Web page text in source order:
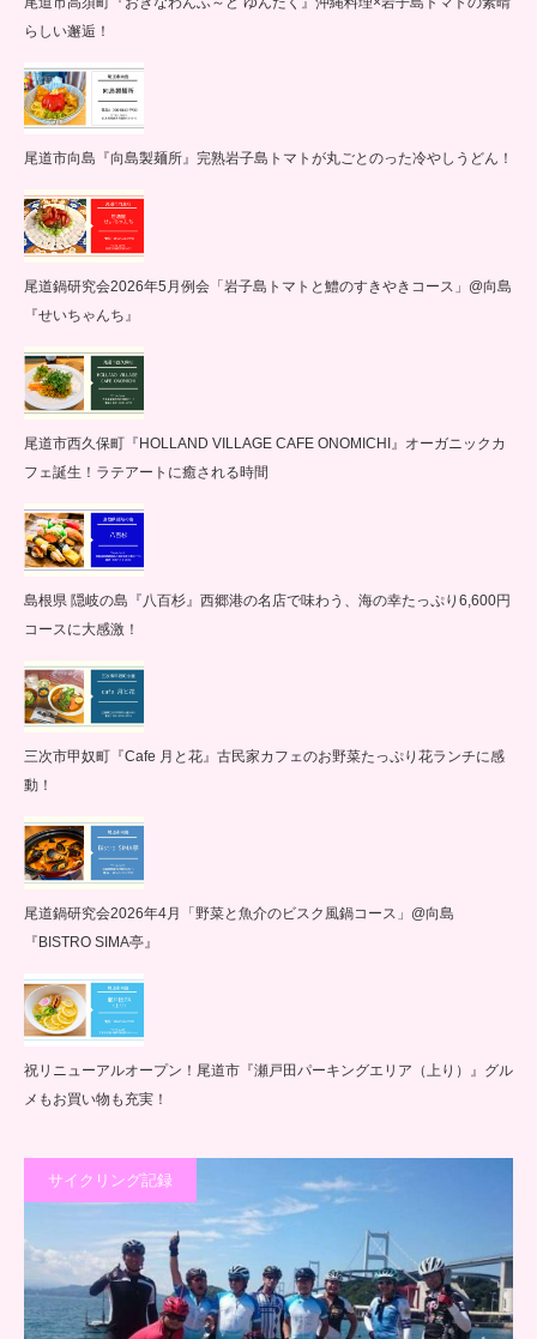
らしい邂逅！
尾道市向島『向島製麺所』完熟岩子島トマトが丸ごとのった冷やしうどん！
尾道鍋研究会2026年5月例会「岩子島トマトと鱧のすきやきコース」@向島
『せいちゃんち』
尾道市西久保町『HOLLAND VILLAGE CAFE ONOMICHI』オーガニックカ
フェ誕生！ラテアートに癒される時間
島根県 隠岐の島『八百杉』西郷港の名店で味わう、海の幸たっぷり6,600円
コースに大感激！
三次市甲奴町『Cafe 月と花』古民家カフェのお野菜たっぷり花ランチに感
動！
尾道鍋研究会2026年4月「野菜と魚介のビスク風鍋コース」@向島
『BISTRO SIMA亭』
祝リニューアルオープン！尾道市『瀬戸田パーキングエリア（上り）』グル
メもお買い物も充実！
サイクリング記録